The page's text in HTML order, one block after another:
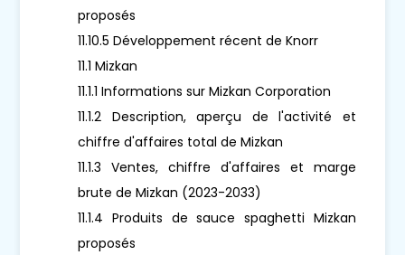
proposés
11.10.5 Développement récent de Knorr
11.1 Mizkan
11.1.1 Informations sur Mizkan Corporation
11.1.2 Description, aperçu de l'activité et
chiffre d'affaires total de Mizkan
11.1.3 Ventes, chiffre d'affaires et marge
brute de Mizkan (2023-2033)
11.1.4 Produits de sauce spaghetti Mizkan
proposés